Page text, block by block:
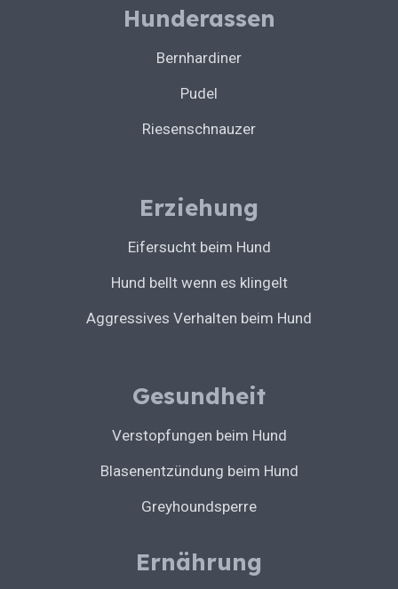
Hunderassen
Bernhardiner
Pudel
Riesenschnauzer
Erziehung
Eifersucht beim Hund
Hund bellt wenn es klingelt
Aggressives Verhalten beim Hund
Gesundheit
Verstopfungen beim Hund
Blasenentzündung beim Hund
Greyhoundsperre
Ernährung